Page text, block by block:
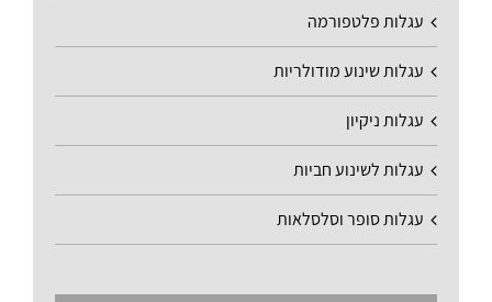
עגלות פלטפורמה
עגלות שינוע מודולריות
עגלות ניקיון
עגלות לשינוע חביות
עגלות סופר וסלסלאות